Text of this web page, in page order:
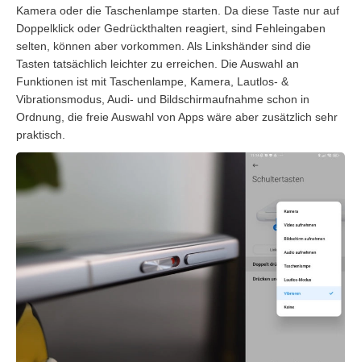
Kamera oder die Taschenlampe starten. Da diese Taste nur auf
Doppelklick oder Gedrückthalten reagiert, sind Fehleingaben
selten, können aber vorkommen. Als Linkshänder sind die
Tasten tatsächlich leichter zu erreichen. Die Auswahl an
Funktionen ist mit Taschenlampe, Kamera, Lautlos- &
Vibrationsmodus, Audi- und Bildschirmaufnahme schon in
Ordnung, die freie Auswahl von Apps wäre aber zusätzlich sehr
praktisch.